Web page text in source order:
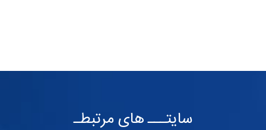
سایتـــ های مرتبطـ